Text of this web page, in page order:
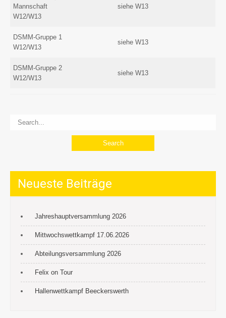
Mannschaft
W12/W13
siehe W13
DSMM-Gruppe 1
W12/W13
siehe W13
DSMM-Gruppe 2
W12/W13
siehe W13
Neueste Beiträge
Jahreshauptversammlung 2026
Mittwochswettkampf 17.06.2026
Abteilungsversammlung 2026
Felix on Tour
Hallenwettkampf Beeckerswerth